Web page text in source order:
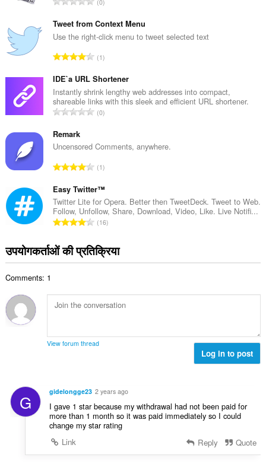
ग
की
ल
ख्या
:
0
Tweet from Context Menu
Use the right-click menu to tweet selected text
रे
ग
की
कु
ल
:
1
IDE`a URL Shortener
Instantly shrink lengthy web addresses into compact,
shareable links with this sleek and efficient URL shortener.
रे
की
ल
ख्या
:
0
Remark
Uncensored Comments, anywhere.
रे
ग
की
कु
ल
ख्या
:
1
Easy Twitter™
Twitter Lite for Opera. Better then TweetDeck. Tweet to Web.
Follow, Unfollow, Share, Download, Video, Like. Live Notifi...
रे
ग
की
सं
ख्या
16
उपयोगकर्ताओं की प्रतिक्रिया
Comments: 1
View forum thread
Log in to post
G gidelongge23 2 years ago
I gave 1 star because my withdrawal had not been paid for
more than 1 month so it was paid immediately so I could
change my star rating
Link
Reply Quote